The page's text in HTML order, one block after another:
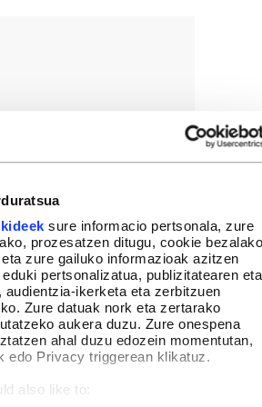
sure informacio pertsonala, zure
prozesatzen ditugu, cookie bezalako
zure gailuko informazioak azitzen
pertsonalizatua, publizitatearen eta
audientzia-ikerketa eta zerbitzuen
Zure datuak nork eta zertarako
aukera duzu. Zure onespena
ahal duzu edozein momentutan,
edo Privacy triggerean klikatuz.
also like to: